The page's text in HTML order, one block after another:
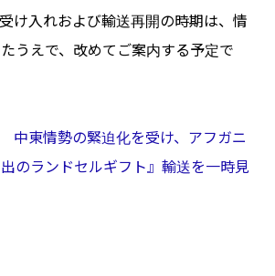
け入れおよび輸送再開の時期は、情
うえで、改めてご案内する予定で
中東情勢の緊迫化を受け、アフガニ
のランドセルギフト』輸送を一時見